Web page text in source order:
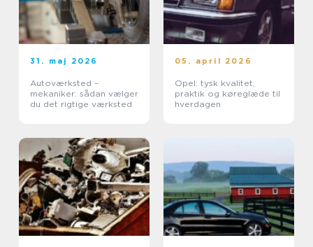
31. maj 2026
Autoværksted –
mekaniker: sådan vælger
du det rigtige værksted
05. april 2026
Opel: tysk kvalitet,
praktik og køreglæde til
hverdagen